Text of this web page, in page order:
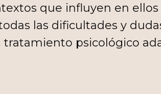
que influyen en ellos
las dificultades y
psicológico